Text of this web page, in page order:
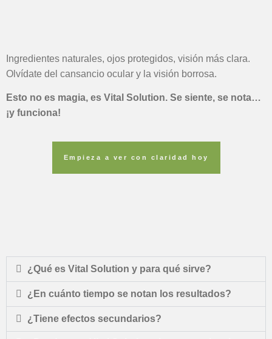
Ingredientes naturales, ojos protegidos, visión más clara.
Olvídate del cansancio ocular y la visión borrosa.
Esto no es magia, es Vital Solution. Se siente, se nota…
¡y funciona!
Empieza a ver con claridad hoy
¿Qué es Vital Solution y para qué sirve?
¿En cuánto tiempo se notan los resultados?
¿Tiene efectos secundarios?